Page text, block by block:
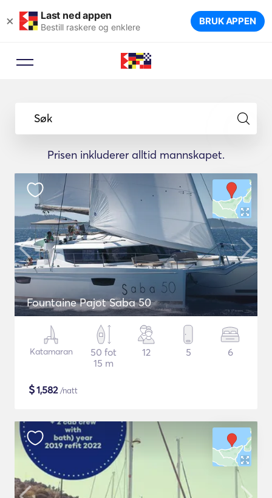
× Last ned appen
Bestill raskere og enklere BRUK APPEN
Søk
Prisen inkluderer alltid mannskapet.
Fountaine Pajot Saba 50
Katamaran
50 fot
15 m
12 5 6
$1,582/natt